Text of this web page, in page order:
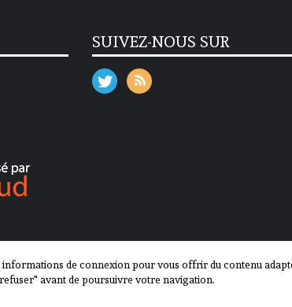
SUIVEZ-NOUS SUR
de connexion pour vous offrir du contenu
avant de poursuivre votre navigation.